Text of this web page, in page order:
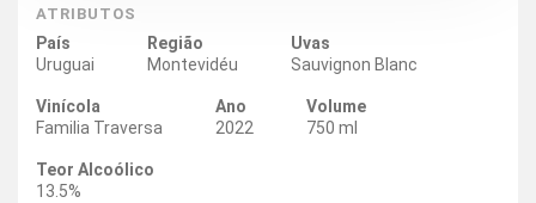
ATRIBUTOS
País
Uruguai
Região
Montevidéu
Uvas
Sauvignon Blanc
Vinícola
Familia Traversa
Ano
2022
Volume
750 ml
Teor Alcoólico
13.5%